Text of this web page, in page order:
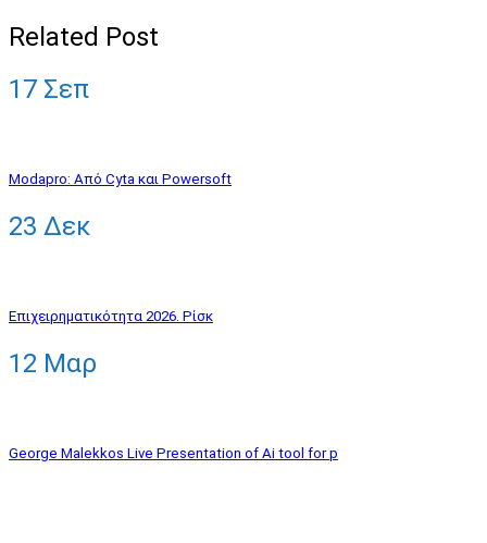
Related Post
17 Σεπ
Modapro: Από Cyta και Powersoft
23 Δεκ
Eπιχειρηματικότητα 2026. Ρίσκ
12 Μαρ
George Malekkos Live Presentation of Ai tool for p